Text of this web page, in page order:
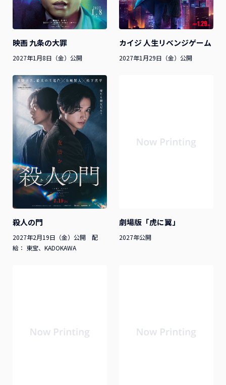
映画 九条の大罪
2027年1月8日（金）公開
カイジ 人生リベンジゲーム
2027年1月29日（金）公開
殺人の門
2027年2月19日（金）公開 配
給： 東宝、KADOKAWA
劇場版「虎に翼」
2027年公開